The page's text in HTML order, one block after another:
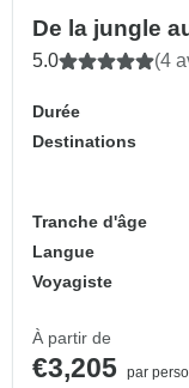
De la jungle
5.0 (4
Durée
Destinations
Tranche d'âge
Langue
Voyagiste
À partir de
€3,205 par